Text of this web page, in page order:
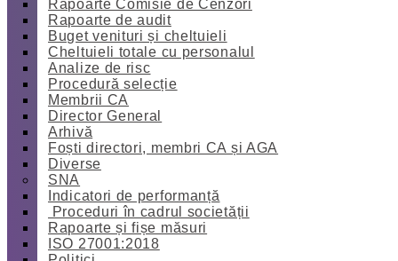
Rapoarte Comisie de Cenzori
Rapoarte de audit
Buget venituri și cheltuieli
Cheltuieli totale cu personalul
Analize de risc
Procedură selecție
Membrii CA
Director General
Arhivă
Foști directori, membri CA și AGA
Diverse
SNA
Indicatori de performanță
Proceduri în cadrul societății
Rapoarte și fișe măsuri
ISO 27001:2018